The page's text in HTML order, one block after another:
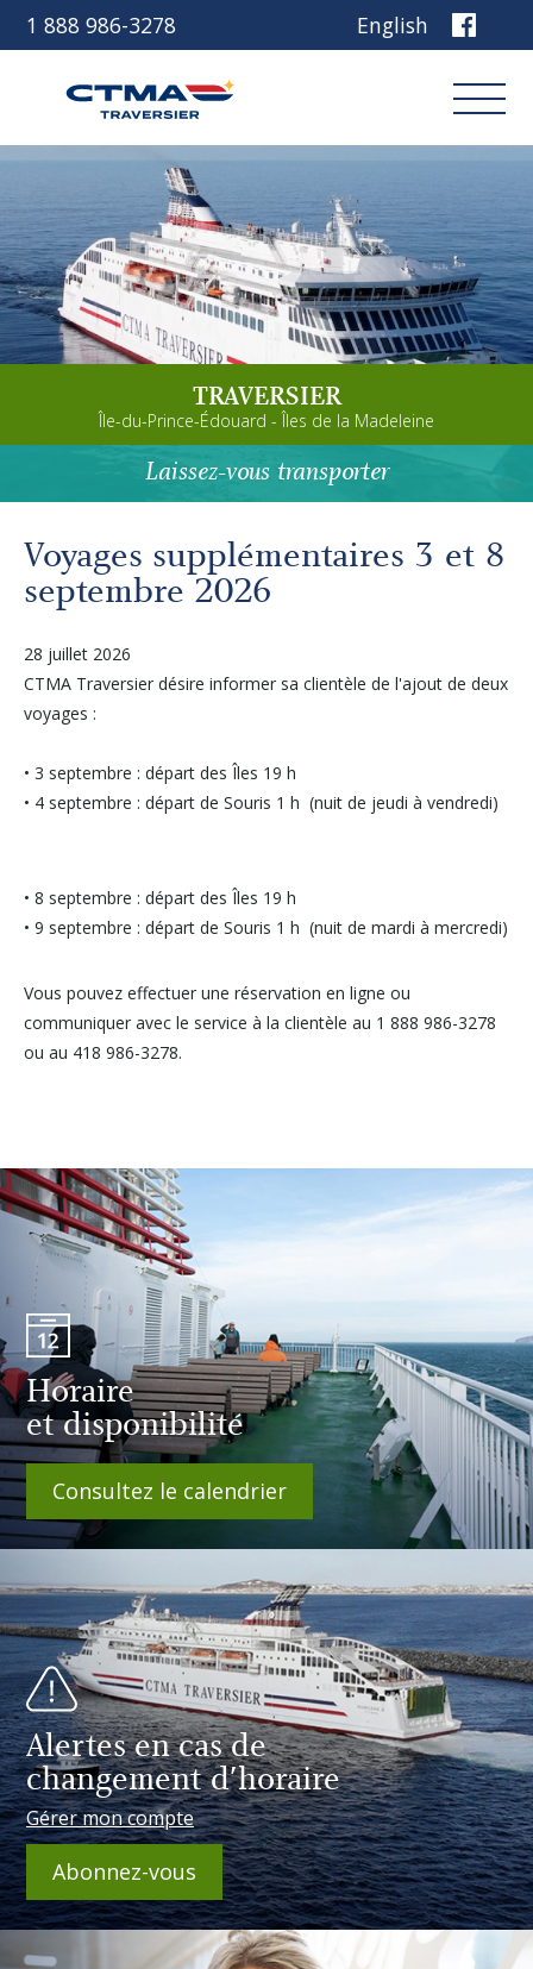
1 888 986-3278 English
Carrières
Médias
Nous joindre
Découvrez notre navire
Planifiez votre voyage
Avant de partir
Autres services
Connexion
Réservez
TRAVERSIER
Île-du-Prince-Édouard - Îles de la Madeleine
Laissez-vous transporter
Voyages supplémentaires 3 et 8
septembre 2026
28 juillet 2026
CTMA Traversier désire informer sa clientèle de l'ajout de deux
voyages :
• 3 septembre : départ des Îles 19 h
• 4 septembre : départ de Souris 1 h (nuit de jeudi à vendredi)
• 8 septembre : départ des Îles 19 h
• 9 septembre : départ de Souris 1 h (nuit de mardi à mercredi)
Vous pouvez effectuer une réservation en ligne ou
communiquer avec le service à la clientèle au 1 888 986-3278
ou au 418 986-3278.
Horaire
et disponibilité
Consultez le calendrier
Alertes en cas de
changement d'horaire
Gérer mon compte
Abonnez-vous